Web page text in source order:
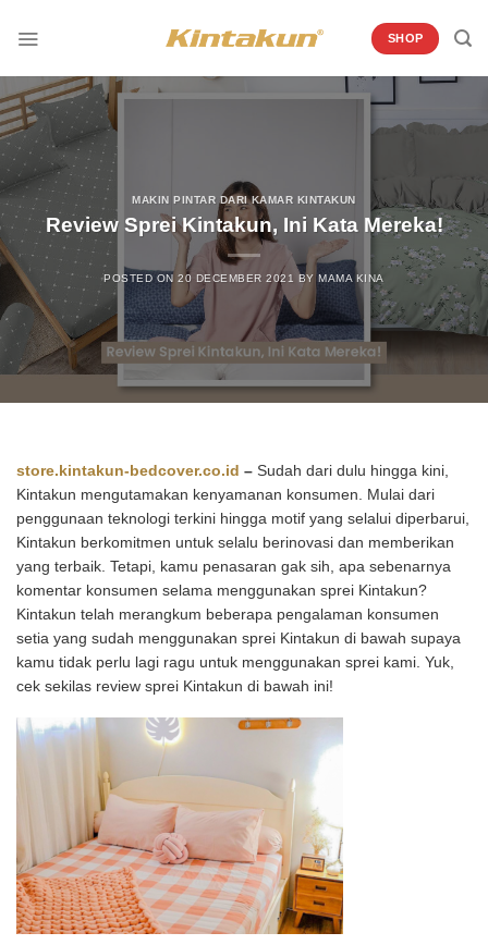
SHOP
MAKIN PINTAR DARI KAMAR KINTAKUN
Review Sprei Kintakun, Ini Kata Mereka!
POSTED ON20 DECEMBER 2021 BYMAMA KINA
store.kintakun-bedcover.co.id – Sudah dari dulu hingga kini,
Kintakun mengutamakan kenyamanan konsumen. Mulai dari
penggunaan teknologi terkini hingga motif yang selalui diperbarui,
Kintakun berkomitmen untuk selalu berinovasi dan memberikan
yang terbaik. Tetapi, kamu penasaran gak sih, apa sebenarnya
komentar konsumen selama menggunakan sprei Kintakun?
Kintakun telah merangkum beberapa pengalaman konsumen
setia yang sudah menggunakan sprei Kintakun di bawah supaya
kamu tidak perlu lagi ragu untuk menggunakan sprei kami. Yuk,
cek sekilas review sprei Kintakun di bawah ini!